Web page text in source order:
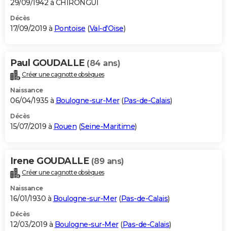
29/09/1942 à CHIRONGUI
Décès
17/09/2019 à Pontoise (Val-d'Oise)
Paul GOUDALLE (84 ans)
Créer une cagnotte obsèques
Naissance
06/04/1935 à Boulogne-sur-Mer(Pas-de-Calais)
Décès
15/07/2019 à Rouen (Seine-Maritime)
Irene GOUDALLE (89 ans)
Créer une cagnotte obsèques
Naissance
16/01/1930 à Boulogne-sur-Mer(Pas-de-Calais)
Décès
12/03/2019 à Boulogne-sur-Mer(Pas-de-Calais)